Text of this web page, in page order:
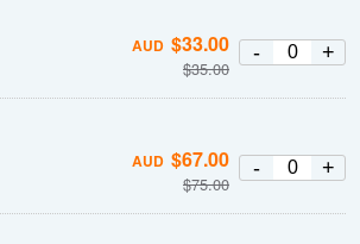
AUD $33.00
$35.00
- +
AUD $67.00
$75.00
- +